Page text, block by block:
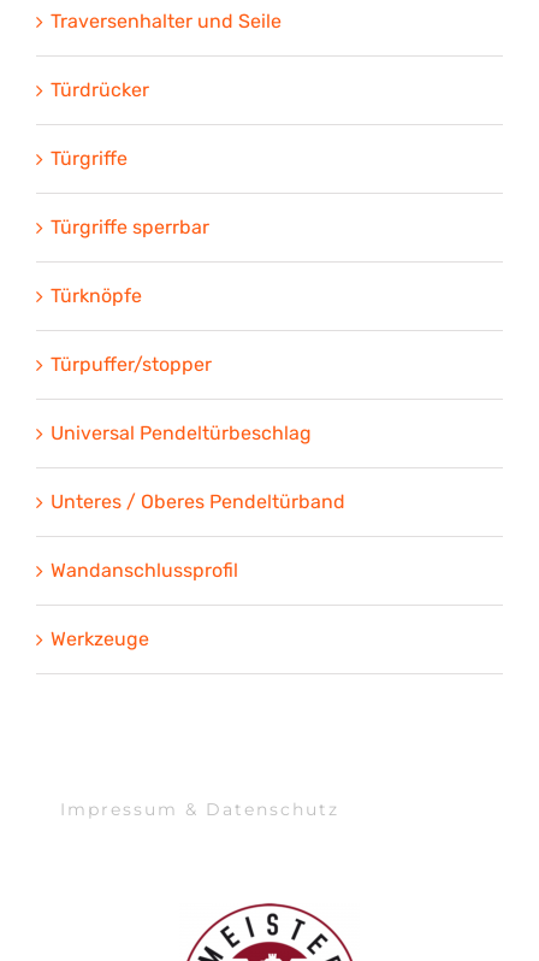
Traversenhalter und Seile
Türdrücker
Türgriffe
Türgriffe sperrbar
Türknöpfe
Türpuffer/stopper
Universal Pendeltürbeschlag
Unteres / Oberes Pendeltürband
Wandanschlussprofil
Werkzeuge
Impressum & Datenschutz